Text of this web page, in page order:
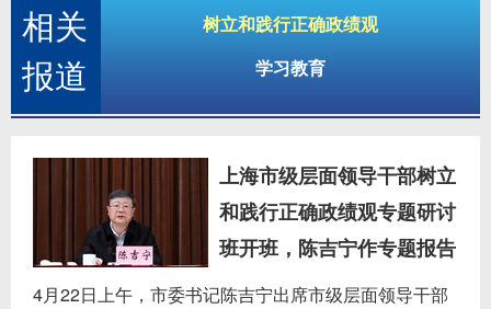
相关
报道
树立和践行正确政绩观
学习教育
上海市级层面领导干部树立
和践行正确政绩观专题研讨
班开班，陈吉宁作专题报告
4月22日上午，市委书记陈吉宁出席市级层面领导干部